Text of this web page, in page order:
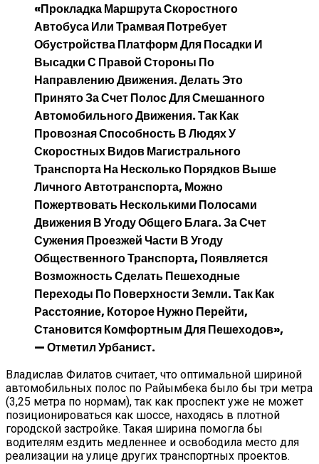
«Прокладка Маршрута Скоростного
Автобуса Или Трамвая Потребует
Обустройства Платформ Для Посадки И
Высадки С Правой Стороны По
Направлению Движения. Делать Это
Принято За Счет Полос Для Смешанного
Автомобильного Движения. Так Как
Провозная Способность В Людях У
Скоростных Видов Магистрального
Транспорта На Несколько Порядков Выше
Личного Автотранспорта,Можно
Пожертвовать Несколькими Полосами
ДвиженияВ Угоду Общего Блага. За Счет
Сужения Проезжей Части В Угоду
Общественного Транспорта, Появляется
Возможность Сделать Пешеходные
Переходы По Поверхности Земли. Так Как
Расстояние, Которое Нужно Перейти,
Становится Комфортным Для Пешеходов»,
— Отметил Урбанист.
Владислав Филатов считает, что оптимальной шириной
автомобильных полос по Райымбека было бы три метра
(3,25 метра по нормам), так как проспект уже не может
позиционироваться как шоссе, находясь в плотной
городской застройке. Такая ширина помогла бы
водителям ездить медленнее и освободила место для
реализации на улице других транспортных проектов.